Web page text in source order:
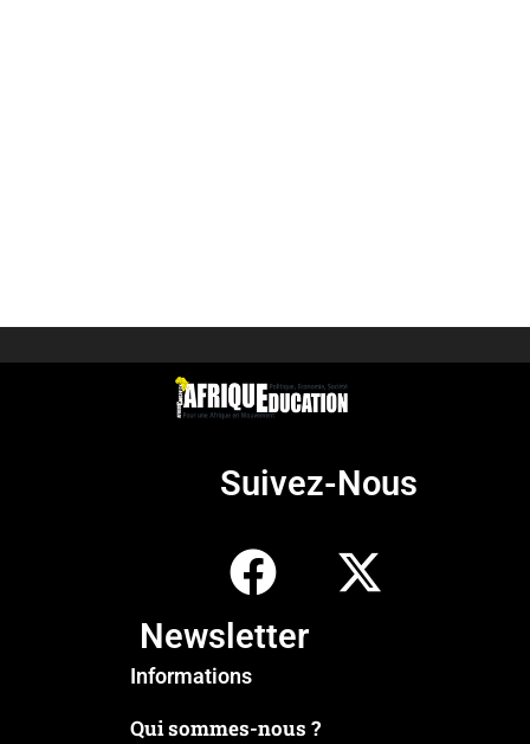
Suivez-Nous
Newsletter
Informations
Qui sommes-nous ?